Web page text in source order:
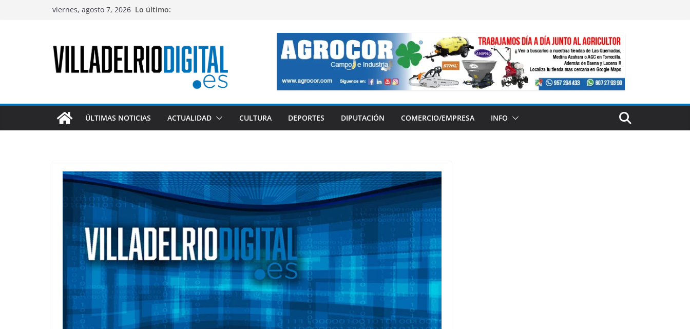
viernes, agosto 7, 2026 Lo último:
ÚLTIMAS NOTICIAS ACTUALIDAD CULTURA DEPORTES DIPUTACIÓN COMERCIO/EMPRESA INFO